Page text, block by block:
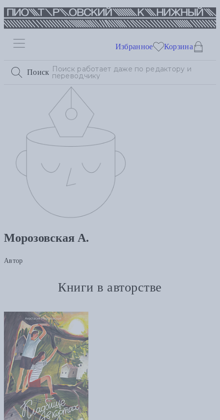
Поиск
Избранное Корзина
Морозовская А.
Автор
Книги в авторстве